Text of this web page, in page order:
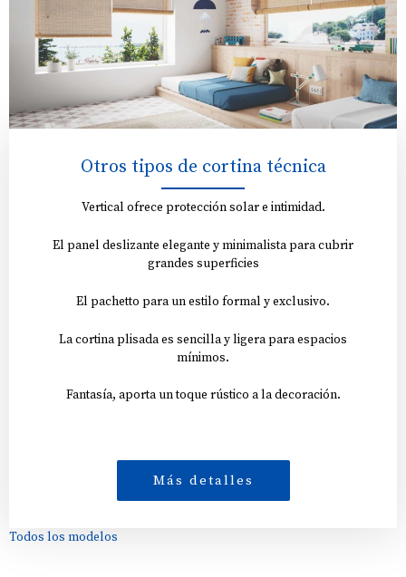
Otros tipos de cortina técnica
Vertical ofrece protección solar e intimidad.
El panel deslizante elegante y minimalista para cubrir
grandes superficies
El pachetto para un estilo formal y exclusivo.
La cortina plisada es sencilla y ligera para espacios
mínimos.
Fantasía, aporta un toque rústico a la decoración.
Más detalles
Todos los modelos